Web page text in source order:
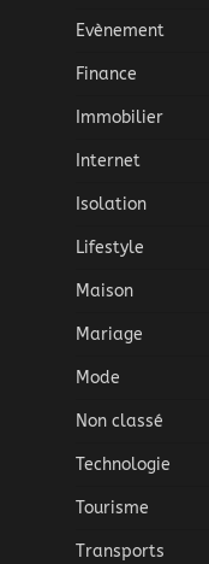
Evènement
Finance
Immobilier
Internet
Isolation
Lifestyle
Maison
Mariage
Mode
Non classé
Technologie
Tourisme
Transports